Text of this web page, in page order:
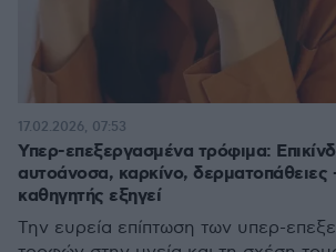
Υπερ-επεξεργασμένα τρόφιμα:
αυτοάνοσα, καρκίνο, δερματοπάθειες
καθηγητής εξηγεί
Την ευρεία επίπτωση των υπερ-
17.02.2026, 07:53